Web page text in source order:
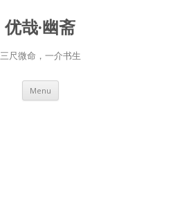
优哉·幽斋
三尺微命，一介书生
Menu Skip
content